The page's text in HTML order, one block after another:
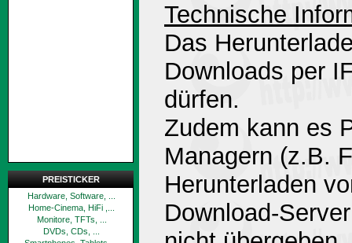
PREISTICKER
Hardware, Software, ...
Home-Cinema, HiFi ,...
Monitore, TFTs, ...
DVDs, CDs, ...
Technische
Das
Downloads per
dürfen.
Zudem kann es
Managern (z.B.
Herunterladen
Download-